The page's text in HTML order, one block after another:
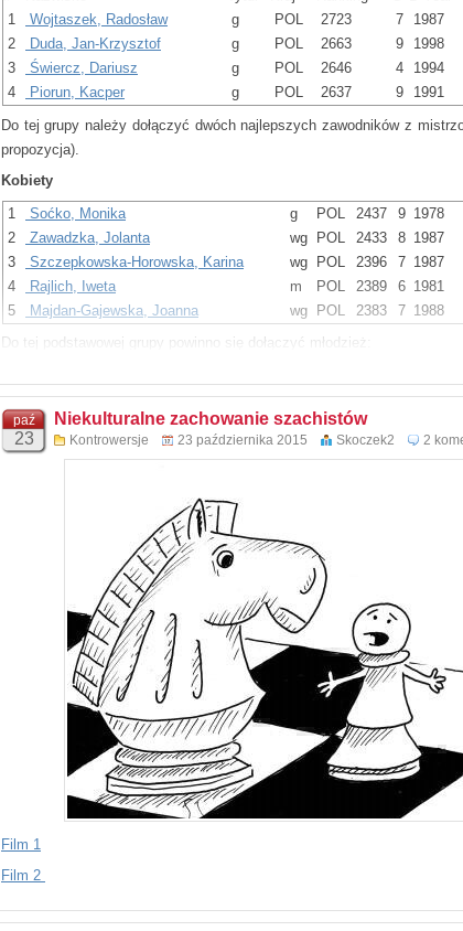
Jobava itd.
Posunięcie 11…Sd6 jest nowinką i to jest jasny dowód na
nad fazą debiutową!
1
Wojtaszek, Radosław g POL 2723 7
1987
2
Duda, Jan-Krzysztof g POL 2663 9
1998
3
Świercz, Dariusz g POL 2646 4
1994
4
Piorun, Kacper g POL 2637 9
1991
Do tej grupy należy dołączyć dwóch najlepszych zawodników z
propozycja).
Kobiety
1
Soćko, Monika g POL 2437 9 1978
2
Zawadzka, Jolanta wg POL 2433 8 1987
3
Szczepkowska-Horowska, Karina wg POL 2396 7 1987
4
Rajlich, Iweta m POL 2389 6 1981
5
Majdan-Gajewska, Joanna wg POL 2383 7 1988
Do tej podstawowej grupy powinno się dołączyć młodzież:
15 Kiolbasa, Oliwia wf POL 2236 11
2000
Ciekawe na jakiej bazie zawodniczek i zawodników władze
Szachowej będą budować kadry i tym samym przyszłość polskich
paź
23
Niekulturalne zachowanie szachistów
Kontrowersje 23 października 2015 Skoczek2 2
Film 1
Film 2